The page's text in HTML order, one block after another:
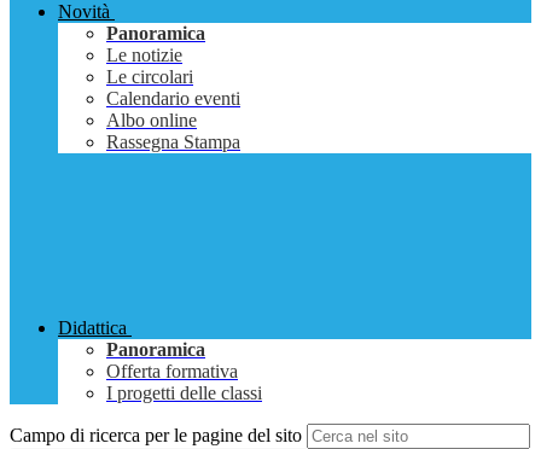
Novità
Panoramica
Le notizie
Le circolari
Calendario eventi
Albo online
Rassegna Stampa
Didattica
Panoramica
Offerta formativa
I progetti delle classi
Campo di ricerca per le pagine del sito